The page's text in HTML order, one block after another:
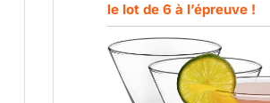
le lot de 6 à l’épreuve !